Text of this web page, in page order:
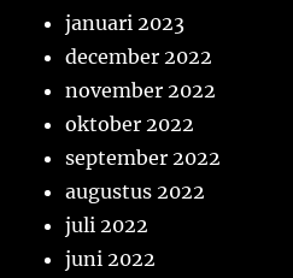
januari 2023
december 2022
november 2022
oktober 2022
september 2022
augustus 2022
juli 2022
juni 2022